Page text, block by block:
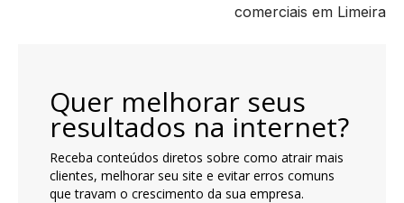
comerciais em Limeira
Quer melhorar seus
resultados na internet?
Receba conteúdos diretos sobre como atrair mais
clientes, melhorar seu site e evitar erros comuns
que travam o crescimento da sua empresa.